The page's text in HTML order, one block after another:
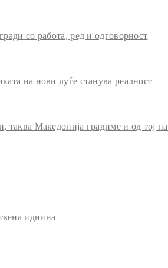
со работа, ред и одговорност
на нови луѓе станува реалност
Македонија градиме и од тој
иднина